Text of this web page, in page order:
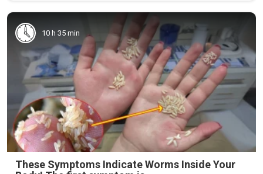
10 h 35 min
These Symptoms Indicate Worms Inside Your